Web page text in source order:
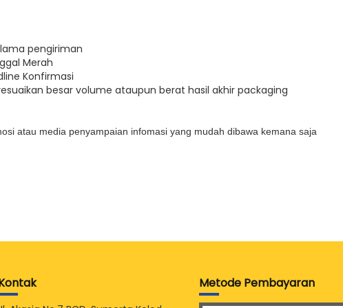
pengiriman
Merah
Konfirmasi
besar volume ataupun berat hasil akhir packaging
atau media penyampaian infomasi yang mudah dibawa kemana saja
Metode Pembayaran